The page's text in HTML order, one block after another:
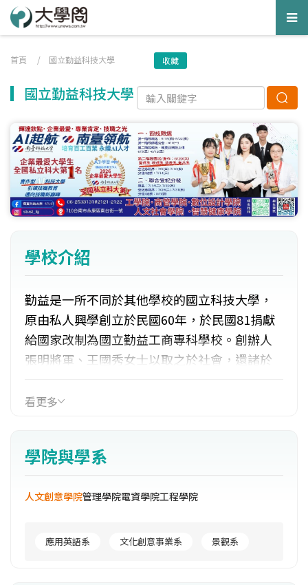
首頁 / 國立勤益科技大學 收藏
國立勤益科技大學
學校介紹
勤益是一所不同於其他學校的國立科技大學，
原由私人興學創立於民國60年，於民國81捐獻
給國家改制為國立勤益工商專科學校。創辦人
張明將軍、王國秀女士以取之於社會，還諸於
已」之理念。民國81年，李登輝總統頒「功宏
創辦人辭世，獲陳水扁總統頒褒揚令及99年王
創辦人辭世亦獲馬英九總統頒褒揚令。學校之
發展歷程有六大階段:(1)60.08~62.07為私立勤
機、電子、化工四科。(2) 62.08~79.08為私立
看更多
學院與學系
人文創意學院管理學院電資學院工程學院
應用英語系 文化創意事業系 景觀系